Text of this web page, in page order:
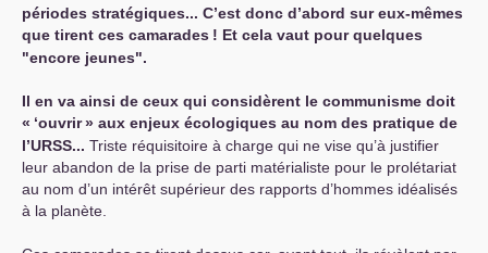
périodes stratégiques... C’est donc d’abord sur eux-mêmes
que tirent ces camarades ! Et cela vaut pour quelques
"encore jeunes".
Il en va ainsi de ceux qui considèrent le communisme doit
« ‘ouvrir» aux enjeux écologiques au nom des pratique de
l’URSS... Triste réquisitoire à charge qui ne vise qu’à justifier
leur abandon de la prise de parti matérialiste pour le prolétariat
au nom d’un intérêt supérieur des rapports d’hommes idéalisés
à la planète.